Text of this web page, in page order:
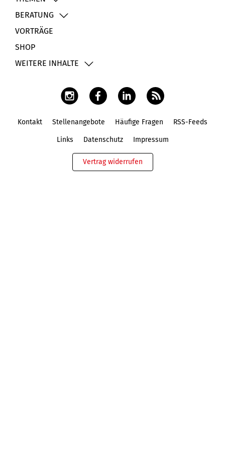
BERATUNG
VORTRÄGE
SHOP
WEITERE INHALTE
Kontakt Stellenangebote Häufige Fragen RSS-Feeds
Links Datenschutz Impressum
Vertrag widerrufen